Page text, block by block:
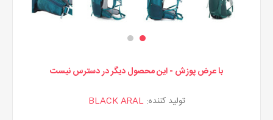
با عرض پوزش - این محصول دیگر در دسترس نیست
تولید کننده: BLACK ARAL